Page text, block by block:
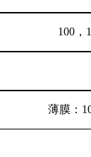
100 ，
薄膜：